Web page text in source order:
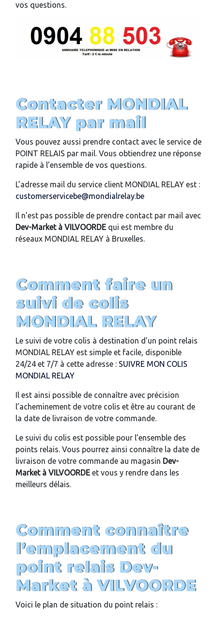
vos questions.
Contacter MONDIAL
RELAY par mail
Vous pouvez aussi prendre contact avec le service de
POINT RELAIS par mail. Vous obtiendrez une réponse
rapide à l’ensemble de vos questions.
L’adresse mail du service client MONDIAL RELAY est :
customerservicebe@mondialrelay.be
Il n’est pas possible de prendre contact par mail avec
Dev-Marketà VILVOORDE qui est membre du
réseaux MONDIAL RELAY à Bruxelles.
Comment faire un
suivi de colis
MONDIAL RELAY
Le suivi de votre colis à destination d’un point relais
MONDIAL RELAY est simple et facile, disponible
24/24 et 7/7 à cette adresse : SUIVRE MON COLIS
MONDIAL RELAY
Il est ainsi possible de connaître avec précision
l’acheminement de votre colis et être au courant de
la date de livraison de votre commande.
Le suivi du colis est possible pour l’ensemble des
points relais. Vous pourrez ainsi connaître la date de
livraison de votre commande au magasin Dev-
Marketà VILVOORDE et vous y rendre dans les
meilleurs délais.
Comment connaître
l’emplacement du
point relais Dev-
Marketà VILVOORDE
Voici le plan de situation du point relais :